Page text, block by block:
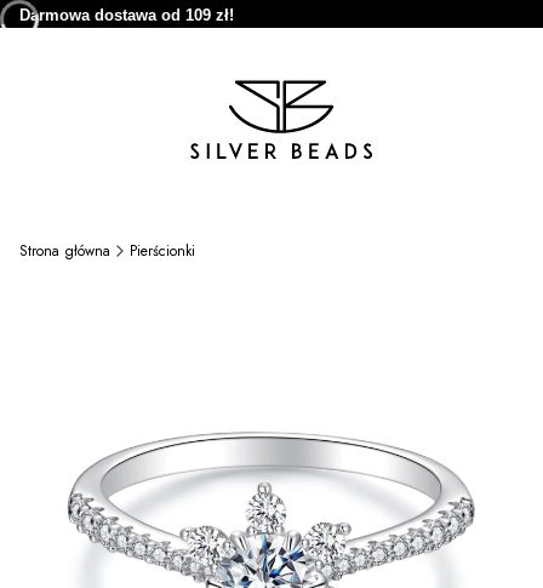
Darmowa dostawa od 109 zł!
Strona główna Pierścionki